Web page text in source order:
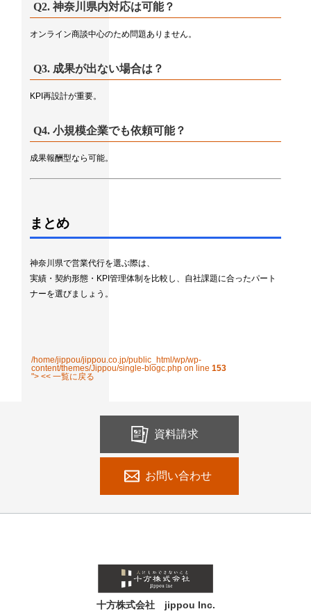
Q2. 神奈川県内対応は可能？
オンライン商談中心のため問題ありません。
Q3. 成果が出ない場合は？
KPI再設計が重要。
Q4. 小規模企業でも依頼可能？
成果報酬型なら可能。
まとめ
神奈川県で営業代行を選ぶ際は、
実績・契約形態・KPI管理体制を比較し、自社課題に合ったパート
ナーを選びましょう。
/home/jippou/jippou.co.jp/public_html/wp/wp-
content/themes/Jippou/single-blogc.php on line 153
"> << 一覧に戻る
資料請求
お問い合わせ
十方株式会社 jippou Inc.